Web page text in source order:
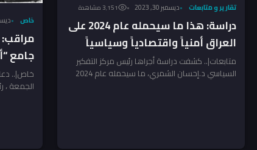
تقارير و متابعات ديسمبر 30, 2023 3٬151 مشاهدة
دراسة: هذا ما سيحمله عام 2024 على
العراق أمنياً واقتصادياً وسياسياً
متابعات|.. كشفت دراسة أجراها رئيس مركز التفكير
السياسي د.إحسان الشمري، ما سيحمله عام 2024
خاص ديسمبر
جامع
خاص|.. دعا
الجمعة ،